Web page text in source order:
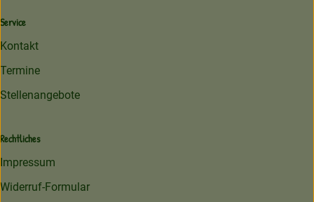
Service
Kontakt
Termine
Stellenangebote
Rechtliches
Impressum
Widerruf-Formular